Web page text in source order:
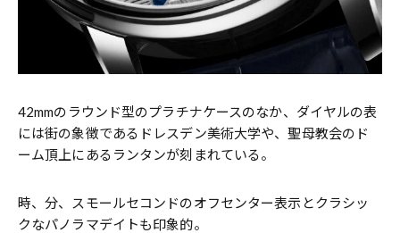
42mmのラウンド型のプラチナケースのなか、ダイヤルの表
には街の象徴であるドレスデン美術大学や、聖母教会のド
ーム頂上にあるランタンが刻まれている。
時、分、スモールセコンドのオフセンター表示とクラシッ
クなパノラマデイトも印象的。